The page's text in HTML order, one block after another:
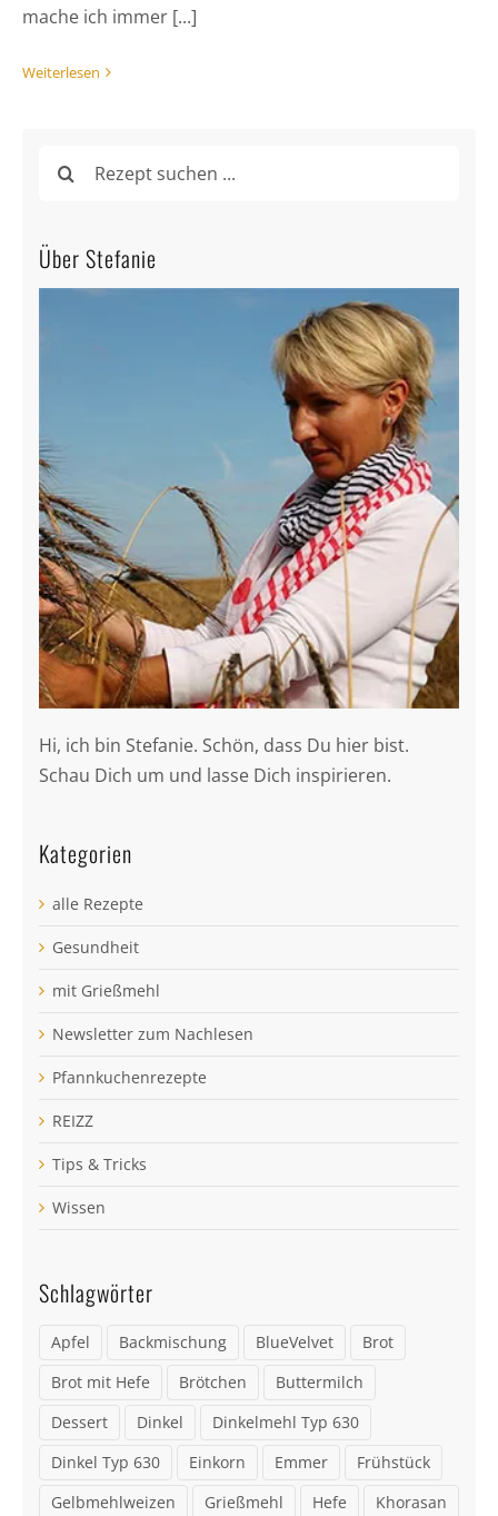
mache ich immer [...]
Weiterlesen
nach:
Über Stefanie
Hi, ich bin Stefanie. Schön, dass Du hier bist.
Schau Dich um und lasse Dich inspirieren.
Kategorien
alle Rezepte
Gesundheit
mit Grießmehl
Newsletter zum Nachlesen
Pfannkuchenrezepte
REIZZ
Tips & Tricks
Wissen
Schlagwörter
Apfel Backmischung BlueVelvet
Brot
Brot mit Hefe
Brötchen
Buttermilch
Dessert
Dinkel
Dinkelmehl Typ 630
Dinkel Typ 630
Einkorn Emmer
Frühstück
Gelbmehlweizen
Grießmehl Hefe Khorasan